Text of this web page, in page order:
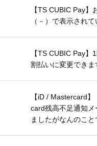
【TS CUBIC Pay
（－）で表示され
【TS CUBIC Pay
割払いに変更できま
【iD / Mastercard
card残高不足通知メ
ましたがなんのこと